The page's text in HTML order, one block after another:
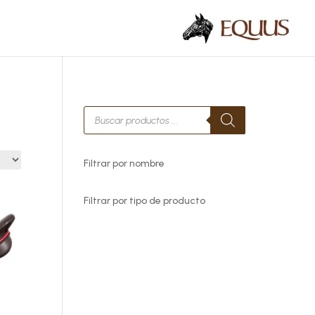
Búsqueda
de
productos
Filtrar por nombre
Filtrar por tipo de producto